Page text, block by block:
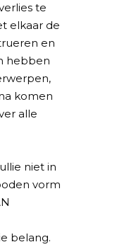
te
elkaar de
en
hebben
komen
alle
niet in
vorm
belang.